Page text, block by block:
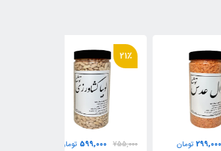
تومان
599,000
تومان